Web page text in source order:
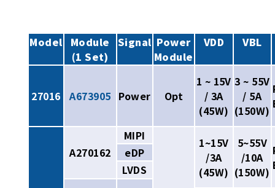
Model
Module
(1 Set)
Signal Power
Module
VDD VBL
27016 A673905 Power Opt
1 ~ 15V
/ 3A
(45W)
3 ~ 55V
/ 5A
(150W)
A270162
MIPI
1~15V
/3A
(45W)
5~55V
/10A
(150W)
eDP
LVDS